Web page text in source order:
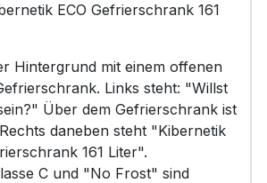
ECO Gefrierschrank 161
Hintergrund mit einem offenen
Links steht: "Willst
Über dem Gefrierschrank ist
daneben steht "Kibernetik
161 Liter".
C und "No Frost" sind